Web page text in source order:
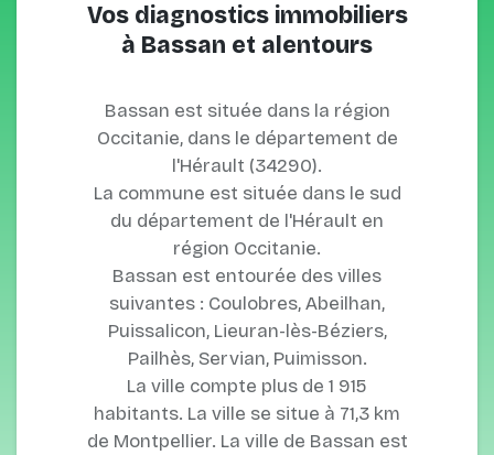
Vos diagnostics immobiliers
à Bassan et alentours
Bassan est située dans la région
Occitanie, dans le département de
l'Hérault (34290).
La commune est située dans le sud
du département de l'Hérault en
région Occitanie.
Bassan est entourée des villes
suivantes : Coulobres, Abeilhan,
Puissalicon, Lieuran-lès-Béziers,
Pailhès, Servian, Puimisson.
La ville compte plus de 1 915
habitants. La ville se situe à 71,3 km
de Montpellier. La ville de Bassan est